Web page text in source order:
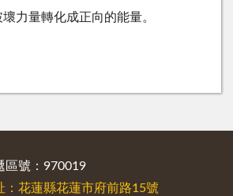
力量轉化成正向的能量。
區號：970019
：花蓮縣花蓮市府前路15號